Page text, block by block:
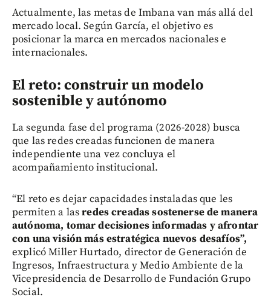
Actualmente, las metas de Imbana van más allá del
mercado local. Según García, el objetivo es
posicionar la marca en mercados nacionales e
internacionales.
El reto: construir un modelo
sostenible y autónomo
La segunda fase del programa (2026-2028) busca
que las redes creadas funcionen de manera
independiente una vez concluya el
acompañamiento institucional.
“El reto es dejar capacidades instaladas que les
permiten a lasredes creadas sostenerse de manera
autónoma, tomar decisiones informadas y afrontar
con una visión más estratégica nuevos desafíos”,
explicó Miller Hurtado, director de Generación de
Ingresos, Infraestructura y Medio Ambiente de la
Vicepresidencia de Desarrollo de Fundación Grupo
Social.